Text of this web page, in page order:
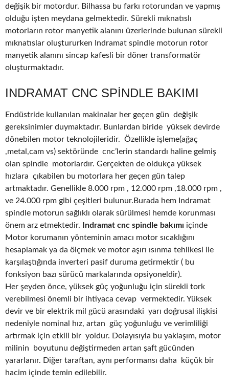
değişik bir motordur. Bilhassa bu farkı rotorundan ve yapmış
olduğu işten meydana gelmektedir. Sürekli mıknatıslı
motorların rotor manyetik alanını üzerlerinde bulunan sürekli
mıknatıslar oluştururken Indramat spindle motorun rotor
manyetik alanını sincap kafesli bir döner transformatör
oluşturmaktadır.
INDRAMAT CNC SPINDLE BAKIMI
Endüstride kullanılan makinalar her geçen gün değişik
gereksinimler duymaktadır. Bunlardan biride yüksek devirde
dönebilen motor teknolojileridir. Özellikle işleme(ağaç
,metal,cam vs) sektöründe cnc’lerin standardı haline gelmiş
olan spindle motorlardır. Gerçekten de oldukça yüksek
hızlara çıkabilen bu motorlara her geçen gün talep
artmaktadır. Genellikle 8.000 rpm , 12.000 rpm ,18.000 rpm ,
ve 24.000 rpm gibi çeşitleri bulunur.Burada hem Indramat
spindle motorun sağlıklı olarak sürülmesi hemde korunması
önem arz etmektedir. Indramat cnc spindle bakımı içinde
Motor korumanın yönteminin amacı motor sıcaklığını
hesaplamak ya da ölçmek ve motor aşırı ısınma tehlikesi ile
karşılaştığında inverteri pasif duruma getirmektir ( bu
fonksiyon bazı sürücü markalarında opsiyoneldir).
Her şeyden önce, yüksek güç yoğunluğu için sürekli tork
verebilmesi önemli bir ihtiyaca cevap vermektedir. Yüksek
devir ve bir elektrik mil gücü arasındaki yarı doğrusal ilişkisi
nedeniyle nominal hız, artan güç yoğunluğu ve verimliliği
artırmak için etkili bir yoldur. Dolayısıyla bu yaklaşım, motor
milinin boyutunu değiştirmeden artan şaft gücünden
yararlanır. Diğer taraftan, aynı performansı daha küçük bir
hacim içinde temin edilebilir.